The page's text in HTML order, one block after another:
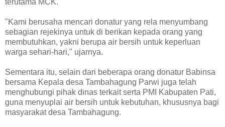
"Kami berusaha mencari donatur yang rela menyumbang
sebagian rejekinya untuk di berikan kepada orang yang
membutuhkan, yakni berupa air bersih untuk keperluan
warga sehari-hari," ujarnya.
Sementara itu, selain dari beberapa orang donatur Babinsa
bersama Kepala desa Tambahagung Parwi juga telah
menghubungi pihak dinas terkait serta PMI Kabupaten Pati,
guna menyuplai air bersih untuk kebutuhan, khususnya bagi
masyarakat desa Tambahagung.